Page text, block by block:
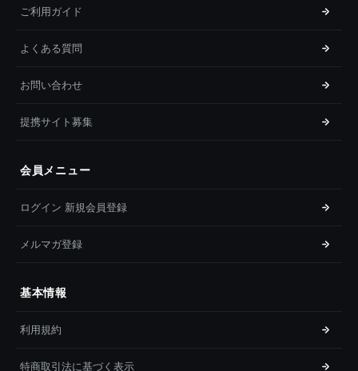
ご利用ガイド
よくある質問
お問い合わせ
提携サイト募集
会員メニュー
ログイン 新規会員登録
メルマガ登録
基本情報
利用規約
特商取引法に基づく表示